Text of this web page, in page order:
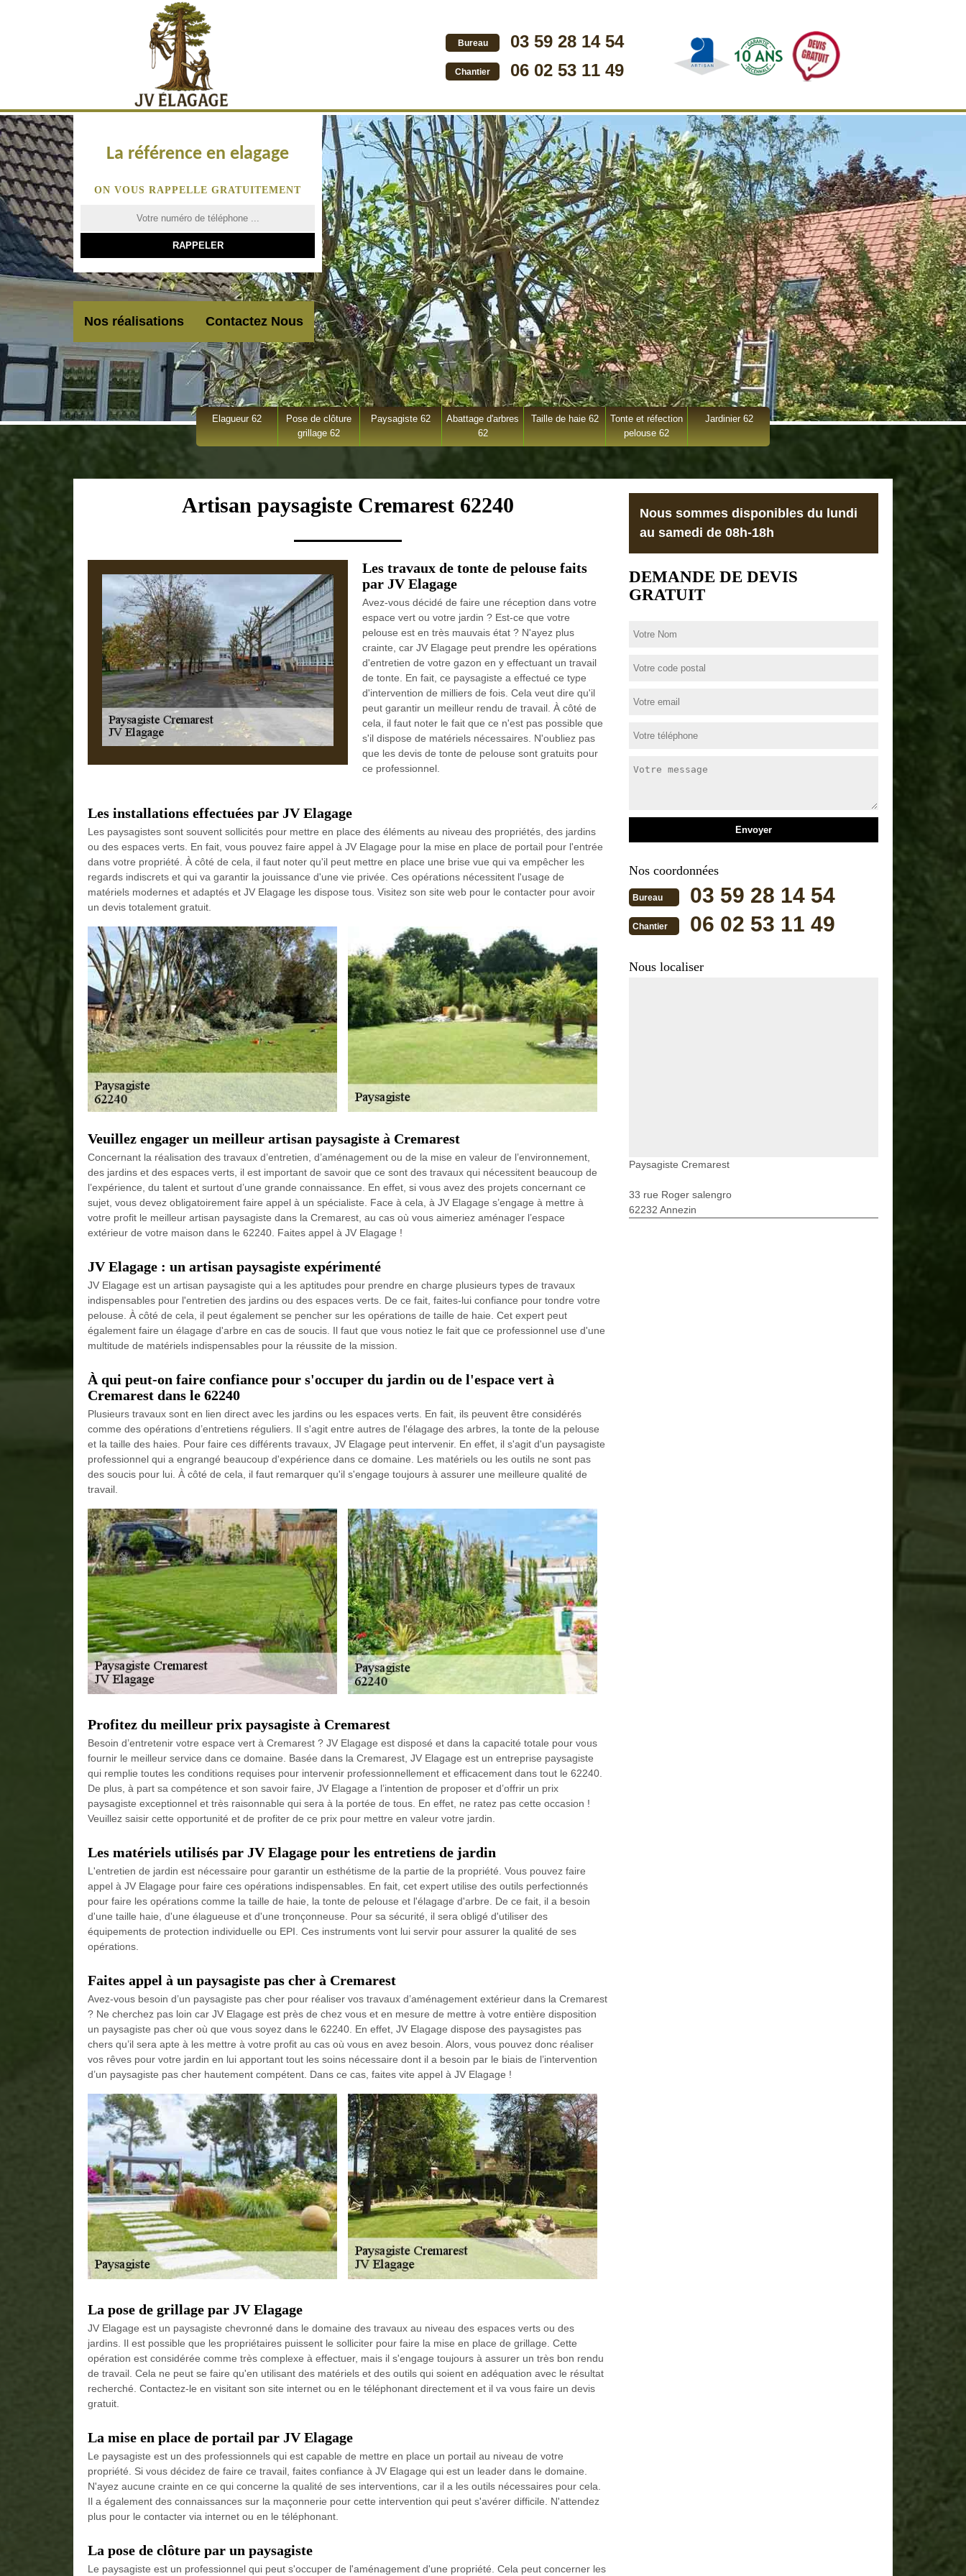
Bureau 03 59 28 14 54
Chantier 06 02 53 11 49
La référence en elagage
ON VOUS RAPPELLE GRATUITEMENT
Nos réalisations Contactez Nous
Elagueur 62
Pose de clôture
grillage 62
Paysagiste 62
Abattage d'arbres
62
Taille de haie 62
Tonte et réfection
pelouse 62
Jardinier 62
Artisan paysagiste Cremarest 62240
Les travaux de tonte de pelouse faits
par JV Elagage
Avez-vous décidé de faire une réception dans votre
espace vert ou votre jardin ? Est-ce que votre
pelouse est en très mauvais état ? N'ayez plus
crainte, car JV Elagage peut prendre les opérations
d'entretien de votre gazon en y effectuant un travail
de tonte. En fait, ce paysagiste a effectué ce type
d'intervention de milliers de fois. Cela veut dire qu'il
peut garantir un meilleur rendu de travail. À côté de
cela, il faut noter le fait que ce n'est pas possible que
s'il dispose de matériels nécessaires. N'oubliez pas
que les devis de tonte de pelouse sont gratuits pour
ce professionnel.
Les installations effectuées par JV Elagage
Les paysagistes sont souvent sollicités pour mettre en place des éléments au niveau des propriétés, des jardins
ou des espaces verts. En fait, vous pouvez faire appel à JV Elagage pour la mise en place de portail pour l'entrée
dans votre propriété. À côté de cela, il faut noter qu'il peut mettre en place une brise vue qui va empêcher les
regards indiscrets et qui va garantir la jouissance d'une vie privée. Ces opérations nécessitent l'usage de
matériels modernes et adaptés et JV Elagage les dispose tous. Visitez son site web pour le contacter pour avoir
un devis totalement gratuit.
Veuillez engager un meilleur artisan paysagiste à Cremarest
Concernant la réalisation des travaux d’entretien, d’aménagement ou de la mise en valeur de l’environnement,
des jardins et des espaces verts, il est important de savoir que ce sont des travaux qui nécessitent beaucoup de
l’expérience, du talent et surtout d’une grande connaissance. En effet, si vous avez des projets concernant ce
sujet, vous devez obligatoirement faire appel à un spécialiste. Face à cela, à JV Elagage s’engage à mettre à
votre profit le meilleur artisan paysagiste dans la Cremarest, au cas où vous aimeriez aménager l’espace
extérieur de votre maison dans le 62240. Faites appel à JV Elagage !
JV Elagage : un artisan paysagiste expérimenté
JV Elagage est un artisan paysagiste qui a les aptitudes pour prendre en charge plusieurs types de travaux
indispensables pour l'entretien des jardins ou des espaces verts. De ce fait, faites-lui confiance pour tondre votre
pelouse. À côté de cela, il peut également se pencher sur les opérations de taille de haie. Cet expert peut
également faire un élagage d'arbre en cas de soucis. Il faut que vous notiez le fait que ce professionnel use d'une
multitude de matériels indispensables pour la réussite de la mission.
À qui peut-on faire confiance pour s'occuper du jardin ou de l'espace vert à
Cremarest dans le 62240
Plusieurs travaux sont en lien direct avec les jardins ou les espaces verts. En fait, ils peuvent être considérés
comme des opérations d’entretiens réguliers. Il s'agit entre autres de l'élagage des arbres, la tonte de la pelouse
et la taille des haies. Pour faire ces différents travaux, JV Elagage peut intervenir. En effet, il s'agit d'un paysagiste
professionnel qui a engrangé beaucoup d'expérience dans ce domaine. Les matériels ou les outils ne sont pas
des soucis pour lui. À côté de cela, il faut remarquer qu'il s'engage toujours à assurer une meilleure qualité de
travail.
Profitez du meilleur prix paysagiste à Cremarest
Besoin d’entretenir votre espace vert à Cremarest ? JV Elagage est disposé et dans la capacité totale pour vous
fournir le meilleur service dans ce domaine. Basée dans la Cremarest, JV Elagage est un entreprise paysagiste
qui remplie toutes les conditions requises pour intervenir professionnellement et efficacement dans tout le 62240.
De plus, à part sa compétence et son savoir faire, JV Elagage a l’intention de proposer et d’offrir un prix
paysagiste exceptionnel et très raisonnable qui sera à la portée de tous. En effet, ne ratez pas cette occasion !
Veuillez saisir cette opportunité et de profiter de ce prix pour mettre en valeur votre jardin.
Les matériels utilisés par JV Elagage pour les entretiens de jardin
L'entretien de jardin est nécessaire pour garantir un esthétisme de la partie de la propriété. Vous pouvez faire
appel à JV Elagage pour faire ces opérations indispensables. En fait, cet expert utilise des outils perfectionnés
pour faire les opérations comme la taille de haie, la tonte de pelouse et l'élagage d'arbre. De ce fait, il a besoin
d'une taille haie, d'une élagueuse et d'une tronçonneuse. Pour sa sécurité, il sera obligé d'utiliser des
équipements de protection individuelle ou EPI. Ces instruments vont lui servir pour assurer la qualité de ses
opérations.
Faites appel à un paysagiste pas cher à Cremarest
Avez-vous besoin d’un paysagiste pas cher pour réaliser vos travaux d’aménagement extérieur dans la Cremarest
? Ne cherchez pas loin car JV Elagage est près de chez vous et en mesure de mettre à votre entière disposition
un paysagiste pas cher où que vous soyez dans le 62240. En effet, JV Elagage dispose des paysagistes pas
chers qu’il sera apte à les mettre à votre profit au cas où vous en avez besoin. Alors, vous pouvez donc réaliser
vos rêves pour votre jardin en lui apportant tout les soins nécessaire dont il a besoin par le biais de l’intervention
d’un paysagiste pas cher hautement compétent. Dans ce cas, faites vite appel à JV Elagage !
La pose de grillage par JV Elagage
JV Elagage est un paysagiste chevronné dans le domaine des travaux au niveau des espaces verts ou des
jardins. Il est possible que les propriétaires puissent le solliciter pour faire la mise en place de grillage. Cette
opération est considérée comme très complexe à effectuer, mais il s'engage toujours à assurer un très bon rendu
de travail. Cela ne peut se faire qu'en utilisant des matériels et des outils qui soient en adéquation avec le résultat
recherché. Contactez-le en visitant son site internet ou en le téléphonant directement et il va vous faire un devis
gratuit.
La mise en place de portail par JV Elagage
Le paysagiste est un des professionnels qui est capable de mettre en place un portail au niveau de votre
propriété. Si vous décidez de faire ce travail, faites confiance à JV Elagage qui est un leader dans le domaine.
N'ayez aucune crainte en ce qui concerne la qualité de ses interventions, car il a les outils nécessaires pour cela.
Il a également des connaissances sur la maçonnerie pour cette intervention qui peut s'avérer difficile. N'attendez
plus pour le contacter via internet ou en le téléphonant.
La pose de clôture par un paysagiste
Le paysagiste est un professionnel qui peut s'occuper de l'aménagement d'une propriété. Cela peut concerner les
Nous sommes disponibles du lundi
au samedi de 08h-18h
DEMANDE DE DEVIS
GRATUIT
Nos coordonnées
Bureau 03 59 28 14 54
Chantier 06 02 53 11 49
Nous localiser
Paysagiste Cremarest
33 rue Roger salengro
62232 Annezin